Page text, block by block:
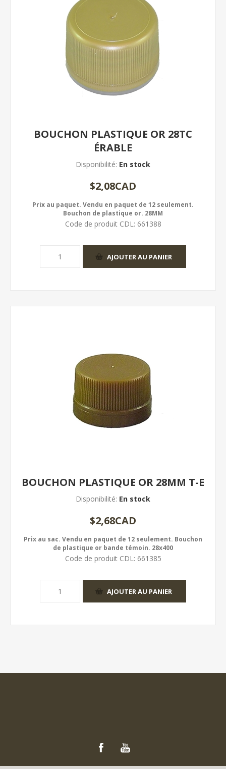
BOUCHON PLASTIQUE OR 28TC
ÉRABLE
Disponibilité: En stock
$2,08CAD
Prix au paquet. Vendu en paquet de 12 seulement.
Bouchon de plastique or. 28MM
Code de produit CDL: 661388
BOUCHON PLASTIQUE OR 28MM T-E
Disponibilité: En stock
$2,68CAD
Prix au sac. Vendu en paquet de 12 seulement. Bouchon
de plastique or bande témoin. 28x400
Code de produit CDL: 661385